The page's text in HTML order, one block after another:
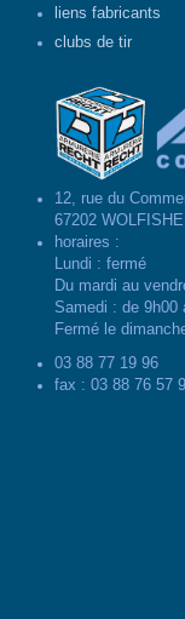
liens fabricants
clubs de tir
12, rue du
67202
horaires :
Lundi : fermé
Du mardi au
Samedi : de 9h00
Fermé le
03 88 77 19 96
fax : 03 88 76 57